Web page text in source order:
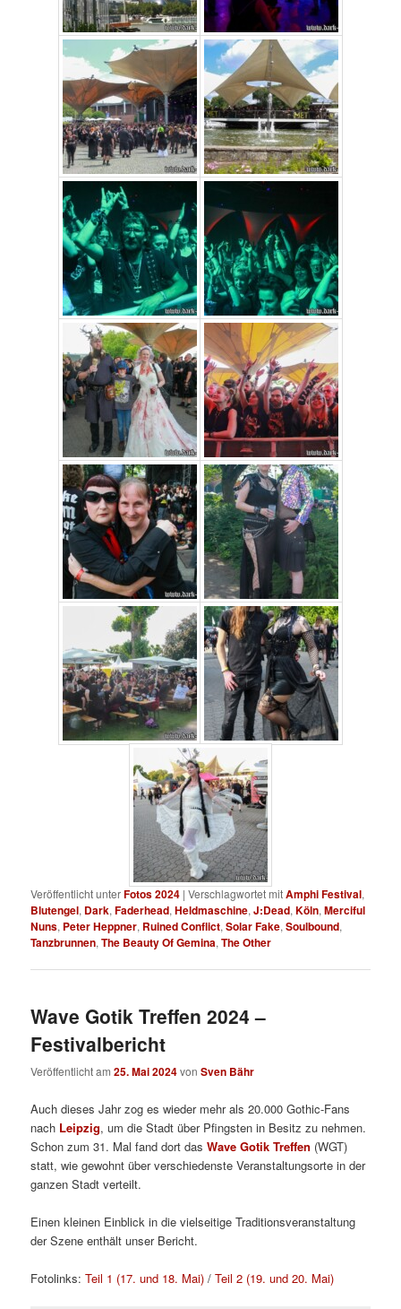
Veröffentlicht unterFotos 2024 |Verschlagwortet mitAmphi Festival,
Blutengel, Dark,Faderhead,Heldmaschine,J:Dead,Köln,Merciful
Nuns, Peter Heppner, Ruined Conflict,Solar Fake,Soulbound,
Tanzbrunnen,The Beauty Of Gemina,The Other
Wave Gotik Treffen 2024 –
Festivalbericht
Veröffentlicht am25. Mai 2024vonSven Bähr
Auch dieses Jahr zog es wieder mehr als 20.000 Gothic-Fans
nach Leipzig, um die Stadt über Pfingsten in Besitz zu nehmen.
Schon zum 31. Mal fand dort dasWave Gotik Treffen (WGT)
statt, wie gewohnt über verschiedenste Veranstaltungsorte in der
ganzen Stadt verteilt.
Einen kleinen Einblick in die vielseitige Traditionsveranstaltung
der Szene enthält unser Bericht.
Fotolinks:Teil 1 (17. und 18. Mai) /Teil 2 (19. und 20. Mai)